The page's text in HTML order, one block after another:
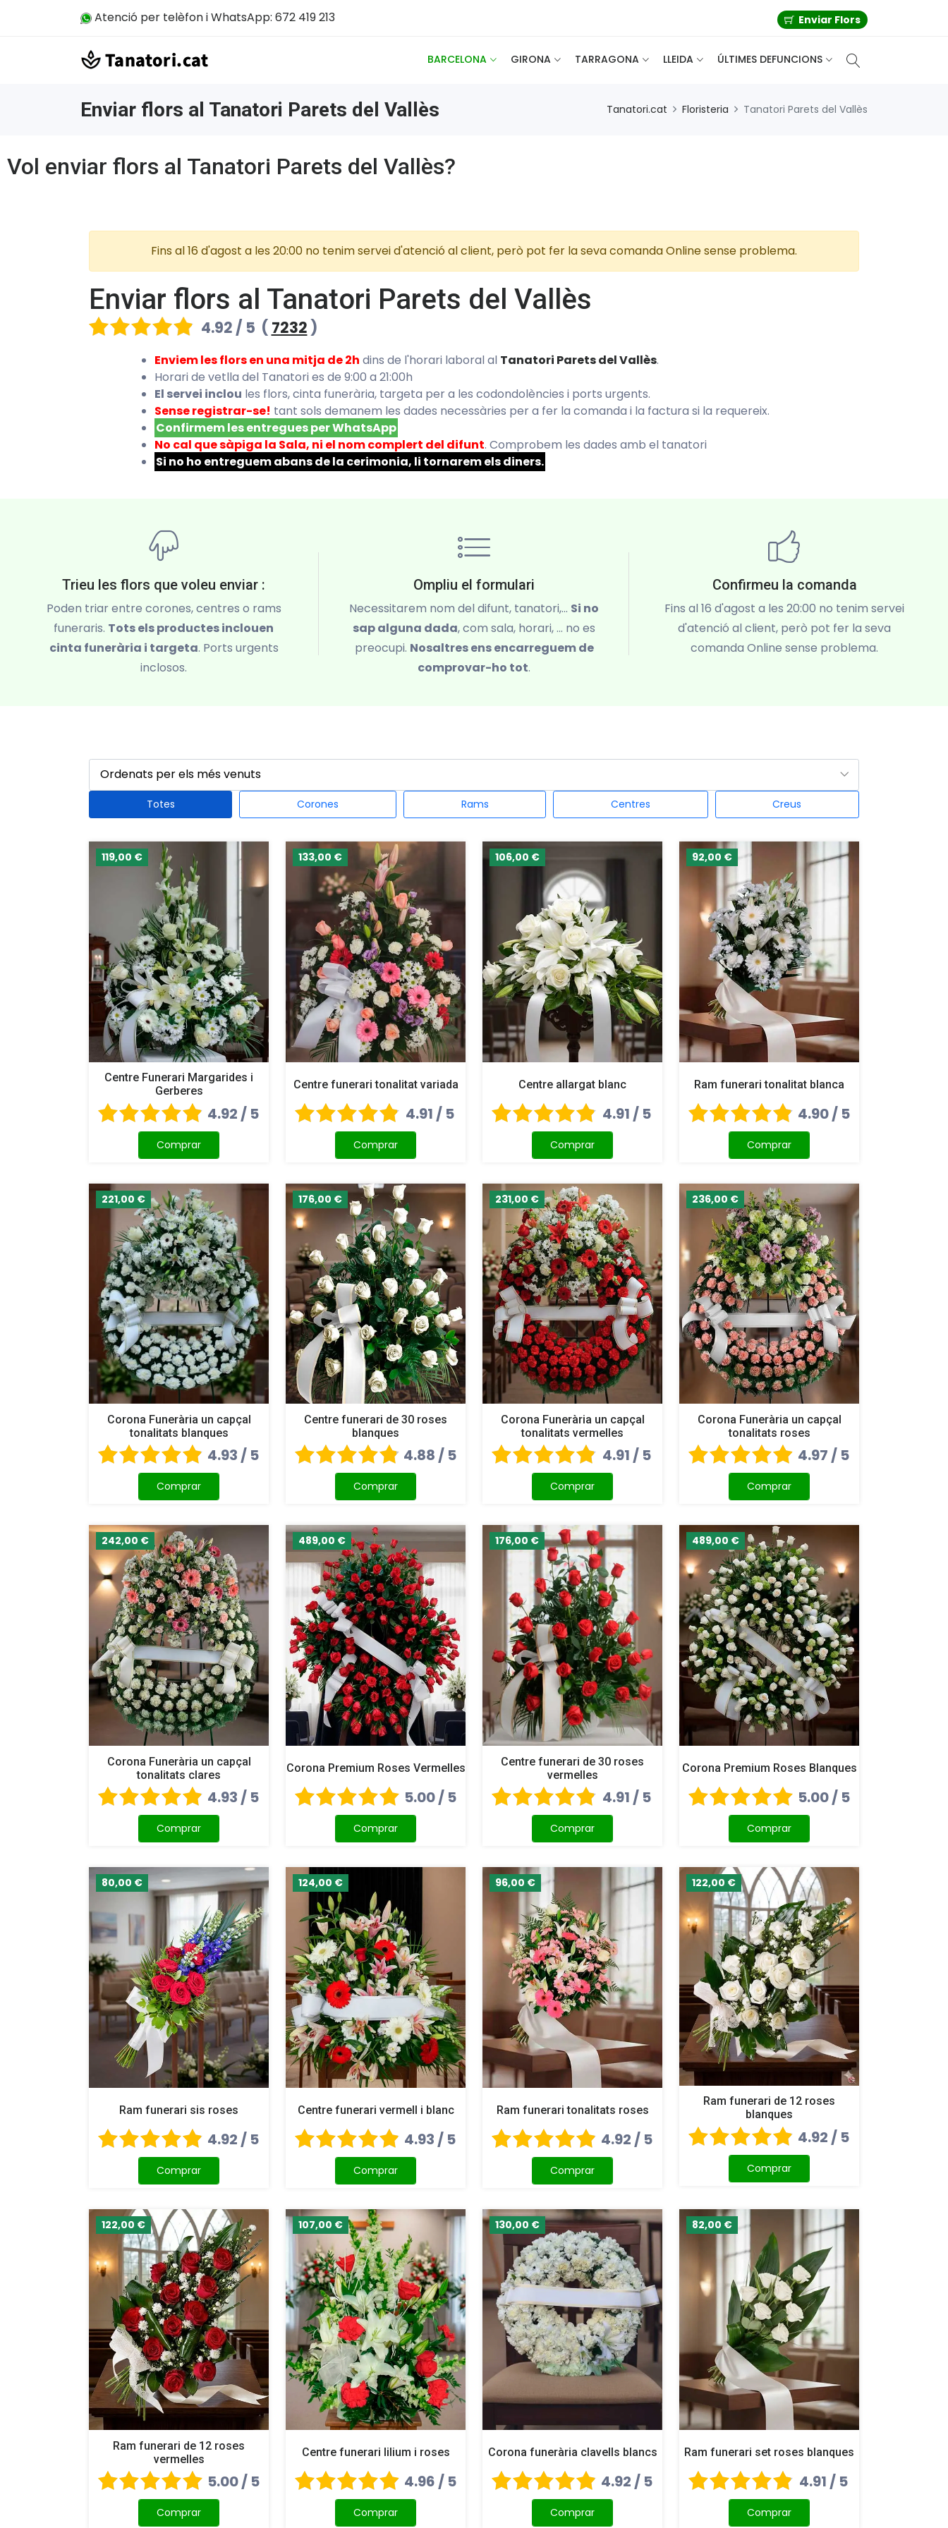
Atenció per telèfon i WhatsApp: 672 419 213 Enviar Flors
BARCELONA GIRONA TARRAGONA LLEIDA ÚLTIMES DEFUNCIONS
Enviar flors al Tanatori Parets del Vallès Tanatori.cat Floristeria Tanatori Parets del Vallès
Vol enviar flors al Tanatori Parets del Vallès?
Fins al 16 d'agost a les 20:00 no tenim servei d'atenció al client, però pot fer la seva comanda Online sense problema.
Enviar flors al Tanatori Parets del Vallès
4.92 / 5 ( 7232 )
Enviem les flors en una mitja de 2h dins de l'horari laboral al Tanatori Parets del Vallès.
Horari de vetlla del Tanatori es de 9:00 a 21:00h
El servei inclou les flors, cinta funerària, targeta per a les codondolències i ports urgents.
Sense registrar-se! tant sols demanem les dades necessàries per a fer la comanda i la factura si la requereix.
Confirmem les entregues per WhatsApp
No cal que sàpiga la Sala, ni el nom complert del difunt. Comprobem les dades amb el tanatori
Si no ho entreguem abans de la cerimonia, li tornarem els diners.
Trieu les flors que voleu enviar :
Poden triar entre corones, centres o rams
funeraris. Tots els productes inclouen
cinta funerària i targeta. Ports urgents
inclosos.
Ompliu el formulari
Necessitarem nom del difunt, tanatori,... Si no
sap alguna dada, com sala, horari, ... no es
preocupi. Nosaltres ens encarreguem de
comprovar-ho tot.
Confirmeu la comanda
Fins al 16 d'agost a les 20:00 no tenim servei
d'atenció al client, però pot fer la seva
comanda Online sense problema.
Totes Corones Rams Centres Creus
119,00 €
Centre Funerari Margarides i
Gerberes
4.92 / 5
Comprar
133,00 €
Centre funerari tonalitat variada
4.91 / 5
Comprar
106,00 €
Centre allargat blanc
4.91 / 5
Comprar
92,00 €
Ram funerari tonalitat blanca
4.90 / 5
Comprar
221,00 €
Corona Funerària un capçal
tonalitats blanques
4.93 / 5
Comprar
176,00 €
Centre funerari de 30 roses
blanques
4.88 / 5
Comprar
231,00 €
Corona Funerària un capçal
tonalitats vermelles
4.91 / 5
Comprar
236,00 €
Corona Funerària un capçal
tonalitats roses
4.97 / 5
Comprar
242,00 €
Corona Funerària un capçal
tonalitats clares
4.93 / 5
Comprar
489,00 €
Corona Premium Roses Vermelles
5.00 / 5
Comprar
176,00 €
Centre funerari de 30 roses
vermelles
4.91 / 5
Comprar
489,00 €
Corona Premium Roses Blanques
5.00 / 5
Comprar
80,00 €
Ram funerari sis roses
4.92 / 5
Comprar
124,00 €
Centre funerari vermell i blanc
4.93 / 5
Comprar
96,00 €
Ram funerari tonalitats roses
4.92 / 5
Comprar
122,00 €
Ram funerari de 12 roses
blanques
4.92 / 5
Comprar
122,00 €
Ram funerari de 12 roses
vermelles
5.00 / 5
Comprar
107,00 €
Centre funerari lilium i roses
4.96 / 5
Comprar
130,00 €
Corona funerària clavells blancs
4.92 / 5
Comprar
82,00 €
Ram funerari set roses blanques
4.91 / 5
Comprar